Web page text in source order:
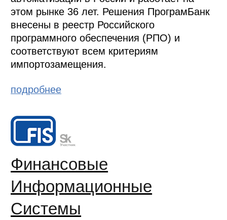
этом рынке 36 лет. Решения ПрограмБанк
внесены в реестр Российского
программного обеспечения (РПО) и
соответствуют всем критериям
импортозамещения.
подробнее
Финансовые
Информационные
Системы